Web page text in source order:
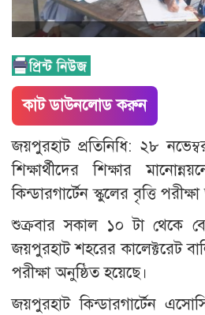
কাট ডাউনলোড করুন
জয়পুরহাট প্রতিনিধি: ২৮
শিক্ষার্থীদের শিক্ষার
কিন্ডারগার্টেন স্কুলের বৃত্তি
শুক্রবার সকাল ১০ টা থেকে
জয়পুরহাট শহরের কালেক্টরেট
পরীক্ষা অনুষ্ঠিত হয়েছে।
জয়পুরহাট কিন্ডারগার্টেন